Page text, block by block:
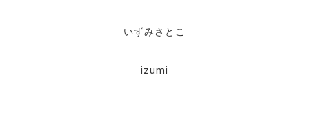
いずみさとこ
izumi